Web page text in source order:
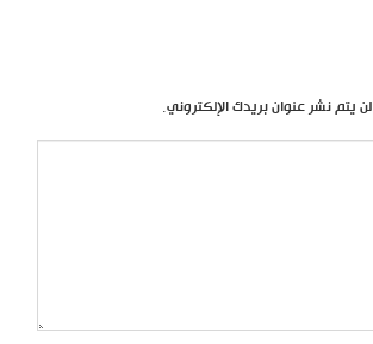
لن يتم نشر عنوان بريدك الإلكتروني.